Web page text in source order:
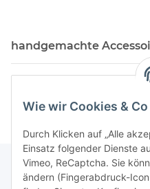
Wie wir Cookies &
Durch Klicken auf „Alle
Einsatz folgender Dienste
Vimeo, ReCaptcha. Sie
ändern (Fingerabdruck-
handgemachte